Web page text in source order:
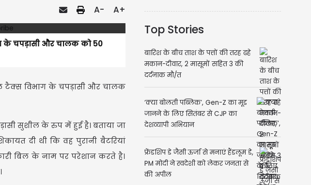
A- A+
के चपड़ासी और चालक को 50
टैक्स विभाग के चपड़ासी और चालक
सुशील के रुप में हुई है। बताया जा
दी थी कि वह पुरानी बैटरियां
बिल के नाम पर परेशान करते है।
Top Stories
बारिश के बीच ताश के पत्तों की तरह ढहे
मकान-दीवार, 2 मासूमों सहित 3 की
दर्दनाक मौ/त
‘क्या बोलती पब्लिक’, Gen-Z का मूड
जानने के लिए सितंबर से CJP का
देशव्यापी अभियान
फ्रेंडशिप डे जैसी ऊर्जा से मनाएं हैंडलूम डे,
PM मोदी ने स्वदेशी को लेकर जनता से
की अपील